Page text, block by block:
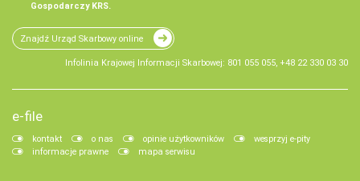
Gospodarczy KRS.
Znajdź Urząd Skarbowy online
Infolinia Krajowej Informacji Skarbowej: 801 055 055, +48 22 330 03 30
e-file
kontakt o nas opinie użytkowników
wesprzyj e-pity
informacje prawne
mapa serwisu